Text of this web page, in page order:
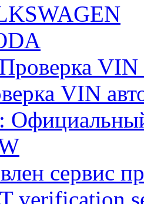
VIN
VIN
сервис